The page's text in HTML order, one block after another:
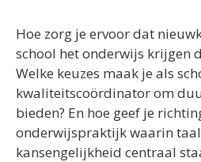
Hoe zorg je ervoor dat
school het onderwijs krijgen
Welke keuzes maak je als
kwaliteitscoördinator om
bieden? En hoe geef je
onderwijspraktijk waarin
kansengelijkheid centraal